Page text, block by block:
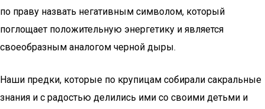
по праву назвать негативным символом, который
поглощает положительную энергетику и является
своеобразным аналогом черной дыры.
Наши предки, которые по крупицам собирали сакральные
знания и с радостью делились ими со своими детьми и